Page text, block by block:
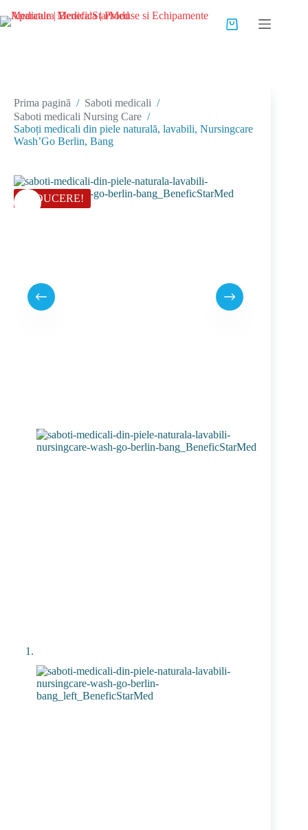
la
conținut
Coș
Prima pagină / Saboti medicali /
Saboti medicali Nursing Care /
Saboți medicali din piele naturală, lavabili, Nursingcare
Wash’Go Berlin, Bang
REDUCERE!